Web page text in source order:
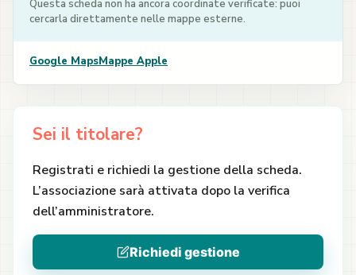
Questa scheda non ha ancora coordinate verificate: puoi
cercarla direttamente nelle mappe esterne.
Google MapsMappe Apple
Sei il titolare?
Registrati e richiedi la gestione della scheda.
L’associazione sarà attivata dopo la verifica
dell’amministratore.
Richiedi gestione